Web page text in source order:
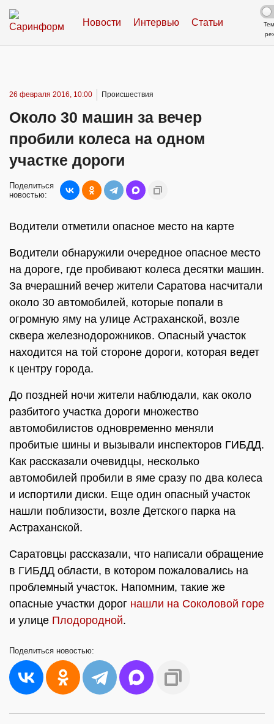
Новости Интервью Статьи
26 февраля 2016, 10:00 Происшествия
Около 30 машин за вечер
пробили колеса на одном
участке дороги
Поделиться
новостью:
Водители отметили опасное место на карте
Водители обнаружили очередное опасное место
на дороге, где пробивают колеса десятки машин.
За вчерашний вечер жители Саратова насчитали
около 30 автомобилей, которые попали в
огромную яму на улице Астраханской, возле
сквера железнодорожников. Опасный участок
находится на той стороне дороги, которая ведет
к центру города.
До поздней ночи жители наблюдали, как около
разбитого участка дороги множество
автомобилистов одновременно меняли
пробитые шины и вызывали инспекторов ГИБДД.
Как рассказали очевидцы, несколько
автомобилей пробили в яме сразу по два колеса
и испортили диски. Еще один опасный участок
нашли поблизости, возле Детского парка на
Астраханской.
Саратовцы рассказали, что написали обращение
в ГИБДД области, в котором пожаловались на
проблемный участок. Напомним, такие же
опасные участки дорог нашли на Соколовой горе
и улице Плодородной.
Поделиться новостью: